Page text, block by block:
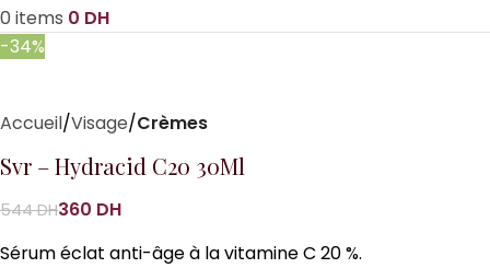
0 items 0 DH
-34%
Accueil Visage Crèmes
Svr – Hydracid C20 30Ml
544DH360 DH
Sérum éclat anti-âge à la vitamine C 20 %.